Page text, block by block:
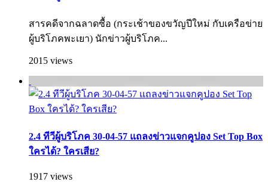
สารคดีจากฉลาดซื้อ (กระเช้าของขวัญปีใหม่ กับเครือข่าย
ผู้บริโภคพะเยา) นักข่าวผู้บริโภค...
2015 views
2.4 ทีวีผู้บริโภค 30-04-57 แถลงข่าวแจกคูปอง Set Top Box
ใครได้? ใครเสีย?
1917 views